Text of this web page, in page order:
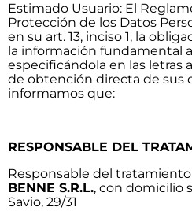
Estimado Usuario: El
Protección de los Datos
en su art. 13, inciso 1, la
la información fundamental
especificándola en las letras
de obtención directa de sus
informamos que:
RESPONSABLE DEL
Responsable del
BENNE S.R.L., con domicilio
Savio, 29/31